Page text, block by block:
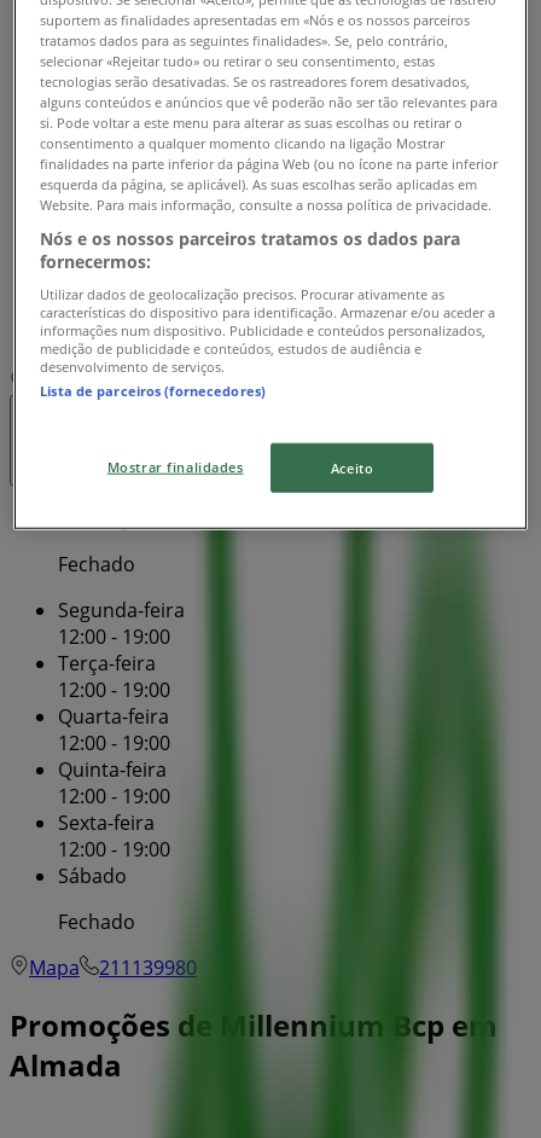
Segunda-feira
12:00 - 19:00
Terça-feira
12:00 - 19:00
Quarta-feira
12:00 - 19:00
Quinta-feira
12:00 - 19:00
Sexta-feira
12:00 - 19:00
Sábado
Fechado
Mapa
211139980
Fechado
Segunda-feira
12:00 - 19:00
Terça-feira
12:00 - 19:00
Quarta-feira
12:00 - 19:00
Quinta-feira
12:00 - 19:00
Sexta-feira
12:00 - 19:00
Sábado
Fechado
Mapa
211139980
Promoções de Millennium Bcp em
Almada
suportem as finalidades apresentadas em «Nós e os nossos parceiros
tratamos dados para as seguintes finalidades». Se, pelo contrário,
selecionar «Rejeitar tudo» ou retirar o seu consentimento, estas
tecnologias serão desativadas. Se os rastreadores forem desativados,
alguns conteúdos e anúncios que vê poderão não ser tão relevantes para
si. Pode voltar a este menu para alterar as suas escolhas ou retirar o
consentimento a qualquer momento clicando na ligação Mostrar
finalidades na parte inferior da página Web (ou no ícone na parte inferior
esquerda da página, se aplicável). As suas escolhas serão aplicadas em
Website. Para mais informação, consulte a nossa política de privacidade.
Nós e os nossos parceiros tratamos os dados para
fornecermos:
Utilizar dados de geolocalização precisos. Procurar ativamente as
características do dispositivo para identificação. Armazenar e/ou aceder a
informações num dispositivo. Publicidade e conteúdos personalizados,
medição de publicidade e conteúdos, estudos de audiência e
desenvolvimento de serviços.
Lista de parceiros (fornecedores)
Mostrar finalidades Aceito